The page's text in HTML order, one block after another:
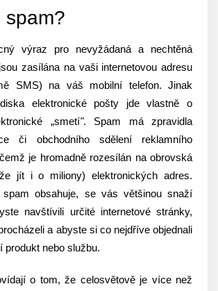
spam?
výraz pro nevyžádaná a nechtěná
zasílána na vaši internetovou adresu
SMS) na váš mobilní telefon. Jinak
elektronické pošty jde vlastně o
„smetí". Spam má zpravidla
či obchodního sdělení reklamního
je hromadně rozesílán na obrovská
jít i o miliony) elektronických adres.
spam obsahuje, se vás většinou snaží
navštívili určité internetové stránky,
a abyste si co nejdříve objednali
produkt nebo službu.
o tom, že celosvětově je více než